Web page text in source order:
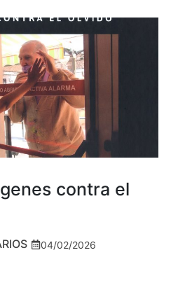
contra el
04/02/2026